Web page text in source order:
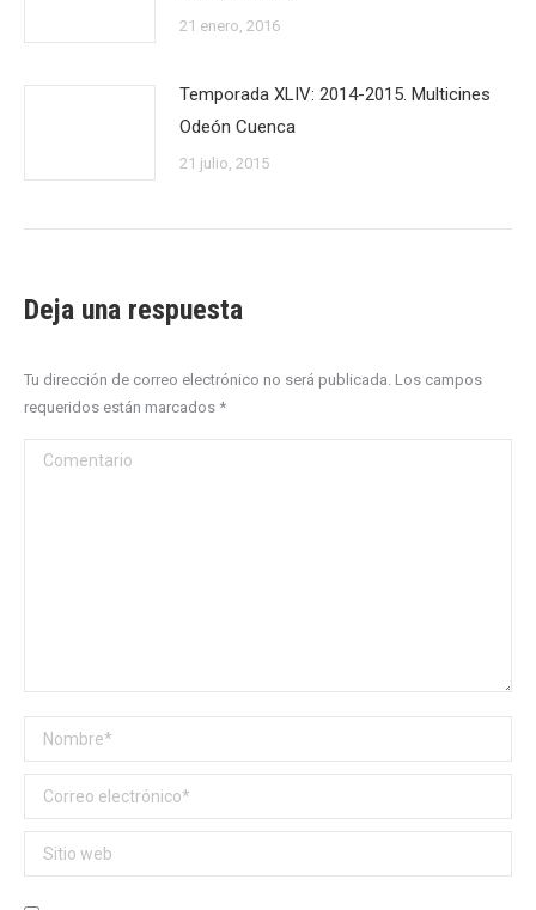
21 enero, 2016
Temporada XLIV: 2014-2015. Multicines
Odeón Cuenca
21 julio, 2015
Deja una respuesta
Tu dirección de correo electrónico no será publicada. Los campos
requeridos están marcados *
Comentario
Nombre *
Correo electrónico *
Sitio web